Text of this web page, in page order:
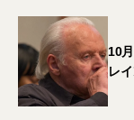
10
レ